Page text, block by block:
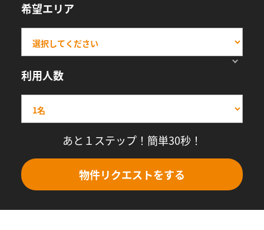
希望エリア
利用人数
あと１ステップ！簡単30秒！
物件リクエストをする